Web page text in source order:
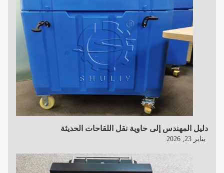
دليل المهندس إلى حاوية نقل اللقاحات الحديثة
يناير 23, 2026